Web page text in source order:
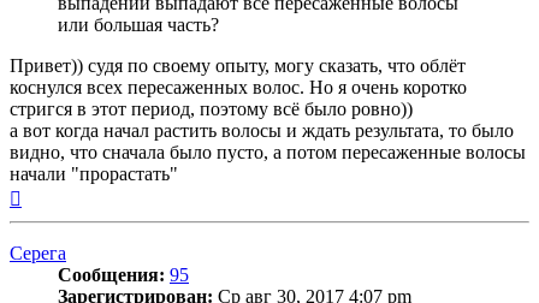
или большая часть?
Привет)) судя по своему опыту, могу сказать, что облёт
коснулся всех пересаженных волос. Но я очень коротко
стригся в этот период, поэтому всё было ровно))
а вот когда начал растить волосы и ждать результата, то было
видно, что сначала было пусто, а потом пересаженные волосы
начали "прорастать"
Серега
Сообщения: 95
Зарегистрирован: Ср авг 30, 2017 4:07 pm